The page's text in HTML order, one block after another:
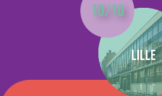
10/10
Lille